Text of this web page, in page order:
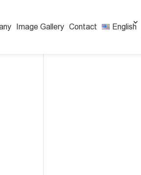
Image Gallery Contact English